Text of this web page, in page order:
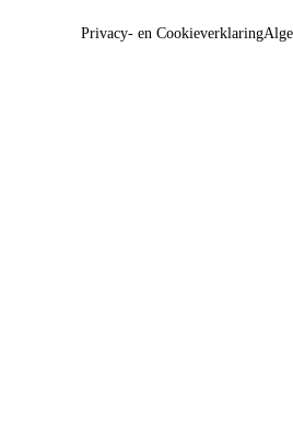
Privacy- en Cookieverklaring